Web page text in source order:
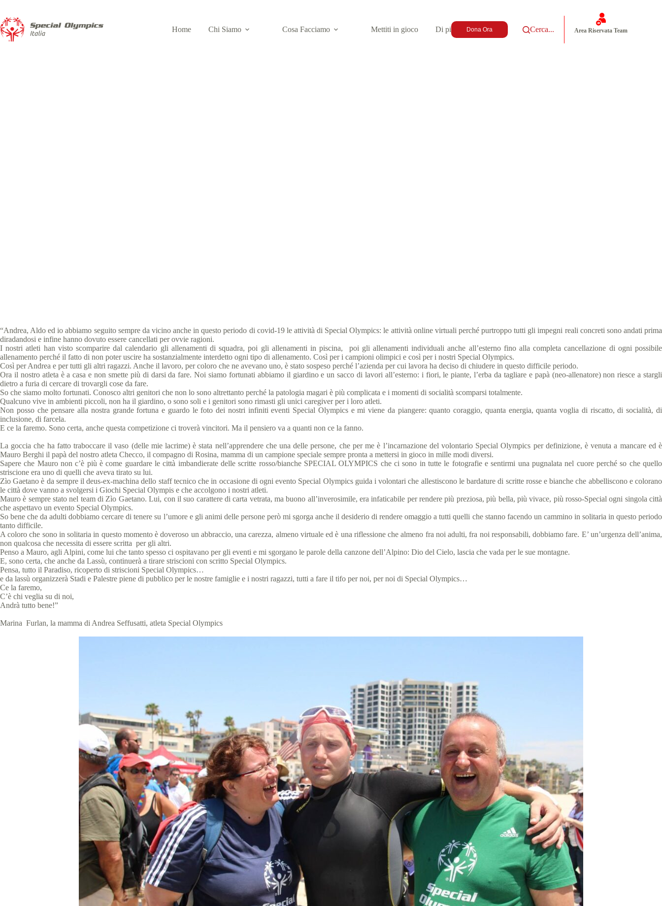
Home Chi Siamo Cosa Facciamo Mettiti in gioco Di più Dona Ora Cerca... Area Riservata Team
“Andrea, Aldo ed io abbiamo seguito sempre da vicino anche in questo periodo di covid-19 le attività di Special Olympics: le attività online virtuali perché purtroppo tutti gli impegni reali concreti sono andati prima
diradandosi e infine hanno dovuto essere cancellati per ovvie ragioni.
I nostri atleti han visto scomparire dal calendario gli allenamenti di squadra, poi gli allenamenti in piscina, poi gli allenamenti individuali anche all’esterno fino alla completa cancellazione di ogni possibile
allenamento perché il fatto di non poter uscire ha sostanzialmente interdetto ogni tipo di allenamento. Così per i campioni olimpici e così per i nostri Special Olympics.
Così per Andrea e per tutti gli altri ragazzi. Anche il lavoro, per coloro che ne avevano uno, è stato sospeso perché l’azienda per cui lavora ha deciso di chiudere in questo difficile periodo.
Ora il nostro atleta è a casa e non smette più di darsi da fare. Noi siamo fortunati abbiamo il giardino e un sacco di lavori all’esterno: i fiori, le piante, l’erba da tagliare e papà (neo-allenatore) non riesce a stargli
dietro a furia di cercare di trovargli cose da fare.
So che siamo molto fortunati. Conosco altri genitori che non lo sono altrettanto perché la patologia magari è più complicata e i momenti di socialità scomparsi totalmente.
Qualcuno vive in ambienti piccoli, non ha il giardino, o sono soli e i genitori sono rimasti gli unici caregiver per i loro atleti.
Non posso che pensare alla nostra grande fortuna e guardo le foto dei nostri infiniti eventi Special Olympics e mi viene da piangere: quanto coraggio, quanta energia, quanta voglia di riscatto, di socialità, di
inclusione, di farcela.
E ce la faremo. Sono certa, anche questa competizione ci troverà vincitori. Ma il pensiero va a quanti non ce la fanno.
La goccia che ha fatto traboccare il vaso (delle mie lacrime) è stata nell’apprendere che una delle persone, che per me è l’incarnazione del volontario Special Olympics per definizione, è venuta a mancare ed è
Mauro Berghi il papà del nostro atleta Checco, il compagno di Rosina, mamma di un campione speciale sempre pronta a mettersi in gioco in mille modi diversi.
Sapere che Mauro non c’è più è come guardare le città imbandierate delle scritte rosso/bianche SPECIAL OLYMPICS che ci sono in tutte le fotografie e sentirmi una pugnalata nel cuore perché so che quello
striscione era uno di quelli che aveva tirato su lui.
Zìo Gaetano è da sempre il deus-ex-machina dello staff tecnico che in occasione di ogni evento Special Olympics guida i volontari che allestiscono le bardature di scritte rosse e bianche che abbelliscono e colorano
le città dove vanno a svolgersi i Giochi Special Olympis e che accolgono i nostri atleti.
Mauro è sempre stato nel team di Zìo Gaetano. Lui, con il suo carattere di carta vetrata, ma buono all’inverosimile, era infaticabile per rendere più preziosa, più bella, più vivace, più rosso-Special ogni singola città
che aspettavo un evento Special Olympics.
So bene che da adulti dobbiamo cercare di tenere su l’umore e gli animi delle persone però mi sgorga anche il desiderio di rendere omaggio a tutti quelli che stanno facendo un cammino in solitaria in questo periodo
tanto difficile.
A coloro che sono in solitaria in questo momento è doveroso un abbraccio, una carezza, almeno virtuale ed è una riflessione che almeno fra noi adulti, fra noi responsabili, dobbiamo fare. E’ un’urgenza dell’anima,
non qualcosa che necessita di essere scritta per gli altri.
Penso a Mauro, agli Alpini, come lui che tanto spesso ci ospitavano per gli eventi e mi sgorgano le parole della canzone dell’Alpino: Dio del Cielo, lascia che vada per le sue montagne.
E, sono certa, che anche da Lassù, continuerà a tirare striscioni con scritto Special Olympics.
Pensa, tutto il Paradiso, ricoperto di striscioni Special Olympics…
e da lassù organizzerà Stadi e Palestre piene di pubblico per le nostre famiglie e i nostri ragazzi, tutti a fare il tifo per noi, per noi di Special Olympics…
Ce la faremo,
C’è chi veglia su di noi,
Andrà tutto bene!”
Marina Furlan, la mamma di Andrea Seffusatti, atleta Special Olympics